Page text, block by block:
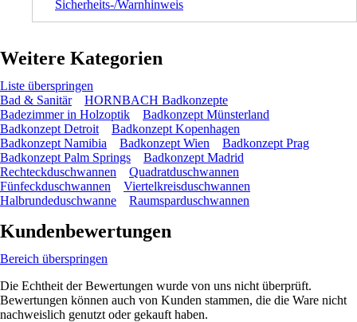
Sicherheits-/Warnhinweis
Weitere Kategorien
Liste überspringen
Bad & Sanitär
HORNBACH Badkonzepte
Badezimmer in Holzoptik
Badkonzept Münsterland
Badkonzept Detroit
Badkonzept Kopenhagen
Badkonzept Namibia
Badkonzept Wien
Badkonzept Prag
Badkonzept Palm Springs
Badkonzept Madrid
Rechteckduschwannen
Quadratduschwannen
Fünfeckduschwannen
Viertelkreisduschwannen
Halbrundeduschwanne
Raumsparduschwannen
Kundenbewertungen
Bereich überspringen
Die Echtheit der Bewertungen wurde von uns nicht überprüft.
Bewertungen können auch von Kunden stammen, die die Ware nicht
nachweislich genutzt oder gekauft haben.